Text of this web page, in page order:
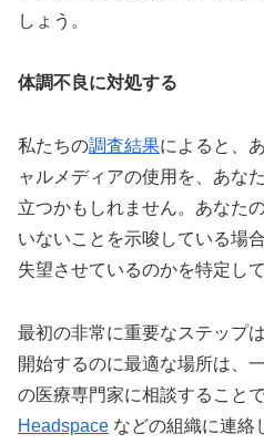
しょう。
体調不良に対処する
私たちの調査結果によると、
ャルメディアの使用を、あな
立つかもしれません。あなた
いないことを示唆している場
失望させているのかを特定し
最初の非常に重要なステップ
開始するのに最適な場所は、
の医療専門家に相談すること
Headspace などの組織に連絡